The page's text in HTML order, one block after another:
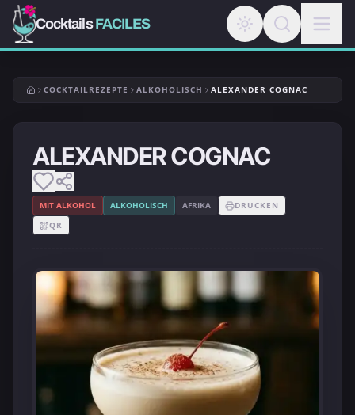
CocktailsFACILES
COCKTAILREZEPTE ALKOHOLISCH ALEXANDER COGNAC
ALEXANDER COGNAC
MIT ALKOHOL ALKOHOLISCH AFRIKA
DRUCKEN
QR